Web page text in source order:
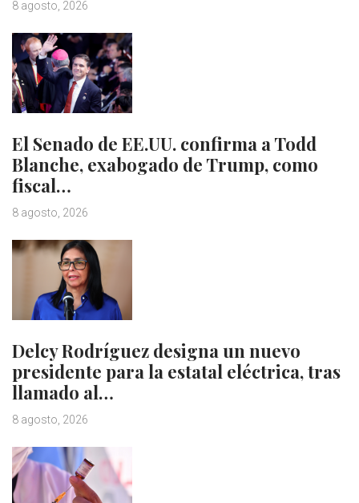
8 agosto, 2026
El Senado de EE.UU. confirma a Todd
Blanche, exabogado de Trump, como
fiscal…
8 agosto, 2026
Delcy Rodríguez designa un nuevo
presidente para la estatal eléctrica, tras
llamado al…
8 agosto, 2026